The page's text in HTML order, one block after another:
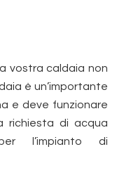
vostra caldaia non
è un’importante
e deve funzionare
richiesta di acqua
l’impianto di